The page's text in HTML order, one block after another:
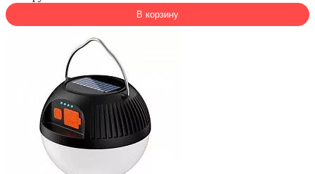
В корзину